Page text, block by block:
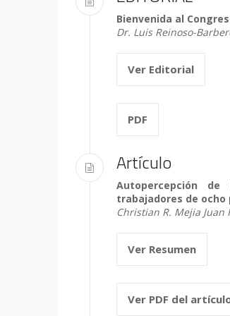
Bienvenida al
Dr. Luis Reinoso-
Ver Editorial
PDF
Artículo
Autopercepción
trabajadores de
Christian R. Mejia Juan
Ver Resumen
Ver PDF del